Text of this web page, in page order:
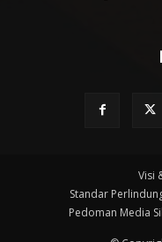
Visi
Standar
Pedoman Media